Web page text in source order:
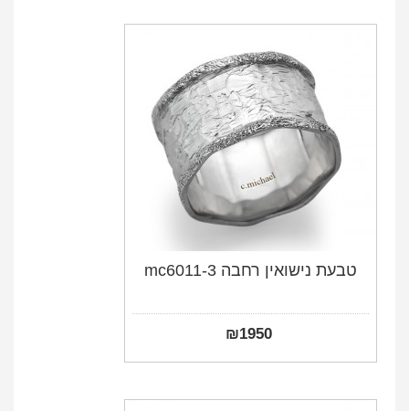
טבעת נישואין רחבה mc6011-3
₪1950